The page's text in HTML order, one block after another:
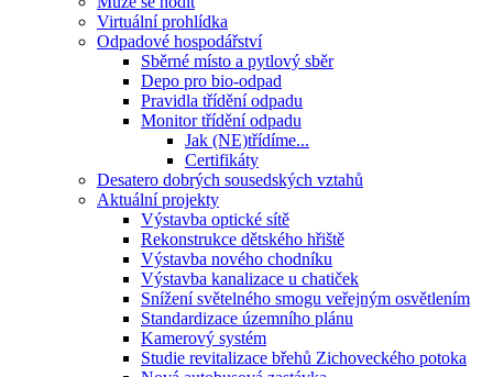
Virtuální prohlídka
Odpadové hospodářství
Sběrné místo a pytlový sběr
Depo pro bio-odpad
Pravidla třídění odpadu
Monitor třídění odpadu
Jak (NE)třídíme...
Certifikáty
Desatero dobrých sousedských vztahů
Aktuální projekty
Výstavba optické sítě
Rekonstrukce dětského hřiště
Výstavba nového chodníku
Výstavba kanalizace u chatiček
Snížení světelného smogu veřejným osvětlením
Standardizace územního plánu
Kamerový systém
Studie revitalizace břehů Zichoveckého potoka